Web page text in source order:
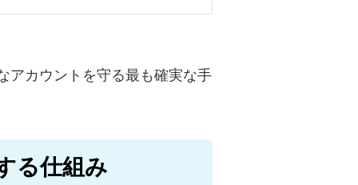
アカウントを守る最も確実な手
る仕組み